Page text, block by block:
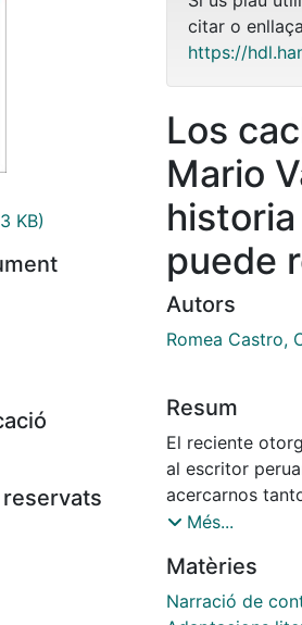
KB)
citar o
https://
Los
Mario
puede
Autors
Romea Castro,
Resum
El reciente
al escritor
acercarnos
obras breves:
induce a la
concretas,
Més...
Matèries
Narració de